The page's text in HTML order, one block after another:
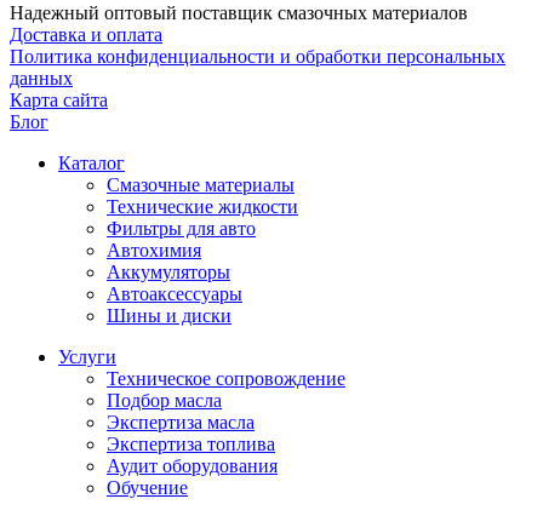
Надежный оптовый поставщик смазочных материалов
Доставка и оплата
Политика конфиденциальности и обработки персональных
данных
Карта сайта
Блог
Каталог
Смазочные материалы
Технические жидкости
Фильтры для авто
Автохимия
Аккумуляторы
Автоаксессуары
Шины и диски
Услуги
Техническое сопровождение
Подбор масла
Экспертиза масла
Экспертиза топлива
Аудит оборудования
Обучение